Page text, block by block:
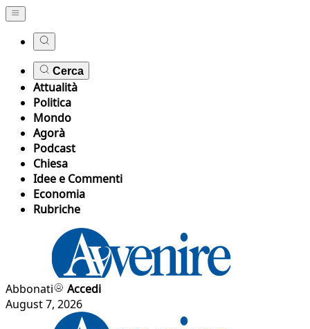
Cerca
Attualità
Politica
Mondo
Agorà
Podcast
Chiesa
Idee e Commenti
Economia
Rubriche
Abbonati
Accedi
August 7, 2026